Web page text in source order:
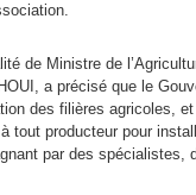
de Ministre de
a précisé que le
des filières agricoles,
tout producteur pour
par des